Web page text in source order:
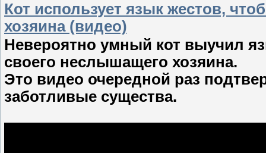
Кот использует язык жестов,
хозяина (видео)
Невероятно умный кот выучил
своего неслышащего хозяина.
Это видео очередной раз
заботливые существа.